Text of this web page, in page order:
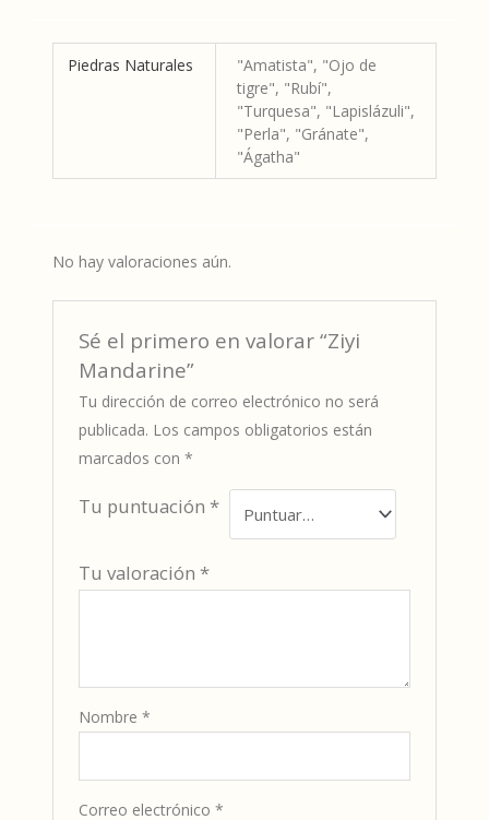
Piedras Naturales
"Amatista", "Ojo de
tigre", "Rubí",
"Turquesa", "Lapislázuli",
"Perla", "Gránate",
"Ágatha"
No hay valoraciones aún.
Sé el primero en valorar “Ziyi
Mandarine”
Tu dirección de correo electrónico no será
publicada. Los campos obligatorios están
marcados con*
Tu puntuación *
Tu valoración *
Nombre*
Correo electrónico*